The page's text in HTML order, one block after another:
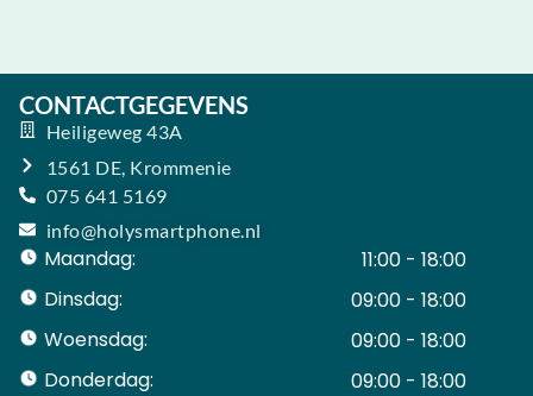
CONTACTGEGEVENS
Heiligeweg 43A
1561 DE, Krommenie
075 641 5169
info@holysmartphone.nl
Maandag:
11:00 - 18:00
Dinsdag:
09:00 - 18:00
Woensdag:
09:00 - 18:00
Donderdag:
09:00 - 18:00